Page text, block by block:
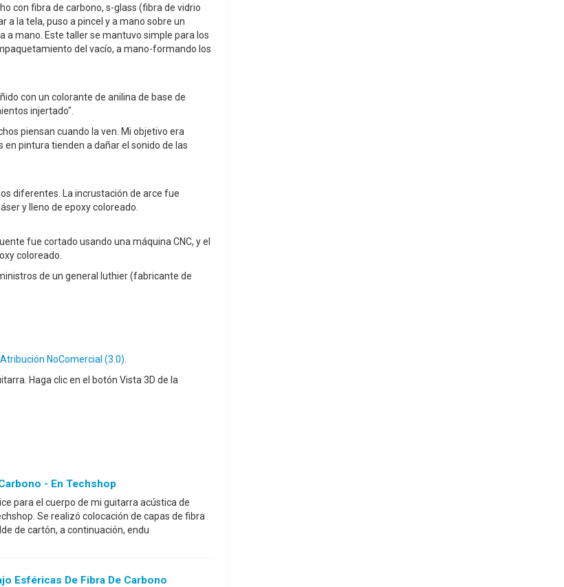
con fibra de carbono, s-glass (fibra de vidrio
la tela, puso a pincel y a mano sobre un
a mano. Este taller se mantuvo simple para los
del vacío, a mano-formando los
con un colorante de anilina de base de
injertado".
piensan cuando la ven. Mi objetivo era
pintura tienden a dañar el sonido de las
diferentes. La incrustación de arce fue
y lleno de epoxy coloreado.
fue cortado usando una máquina CNC, y el
coloreado.
de un general luthier (fabricante de
Atribución NoComercial (3.0)
Haga clic en el botón Vista 3D de la
- En Techshop
para el cuerpo de mi guitarra acústica de
Se realizó colocación de capas de fibra
de cartón, a continuación, endu
Esféricas De Fibra De Carbono